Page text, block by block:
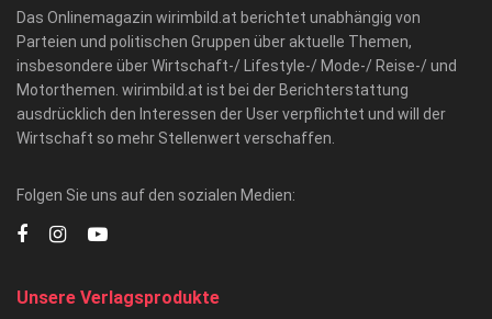
Das Onlinemagazin wirimbild.at berichtet unabhängig von
Parteien und politischen Gruppen über aktuelle Themen,
insbesondere über Wirtschaft-/ Lifestyle-/ Mode-/ Reise-/ und
Motorthemen. wirimbild.at ist bei der Berichterstattung
ausdrücklich den Interessen der User verpflichtet und will der
Wirtschaft so mehr Stellenwert verschaffen.
Folgen Sie uns auf den sozialen Medien:
Unsere Verlagsprodukte